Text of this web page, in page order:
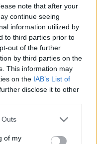
note that after your
continue seeing
information utilized by
to third parties prior to
out of the further
by third parties on the
This information may
on the IAB’s List of
disclose it to other
one or more Google
You may click to
Outs
of my
5